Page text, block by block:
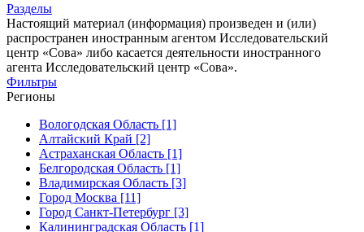
Разделы
Настоящий материал (информация) произведен и (или)
распространен иностранным агентом Исследовательский
центр «Сова» либо касается деятельности иностранного
агента Исследовательский центр «Сова».
Фильтры
Регионы
Вологодская Область [1]
Алтайский Край [2]
Астраханская Область [1]
Белгородская Область [1]
Владимирская Область [3]
Город Москва [11]
Город Санкт-Петербург [3]
Калининградская Область [1]